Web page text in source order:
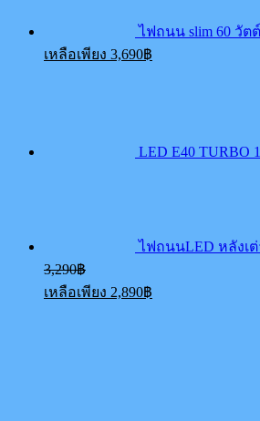
ไฟถนน slim 60 วัตต์
เหลือเพียง 3,690฿
price
LED E40 TURBO
ไฟถนนLED หลังเต่
3,290฿
price
was:
เหลือเพียง 2,890฿
price